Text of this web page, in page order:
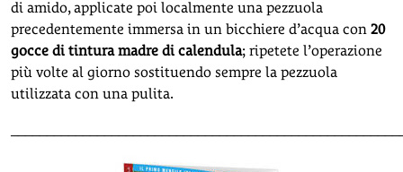
di amido, applicate poi localmente una pezzuola
precedentemente immersa in un bicchiere d’acqua con 20
gocce di tintura madre di calendula; ripetete l’operazione
più volte al giorno sostituendo sempre la pezzuola
utilizzata con una pulita.